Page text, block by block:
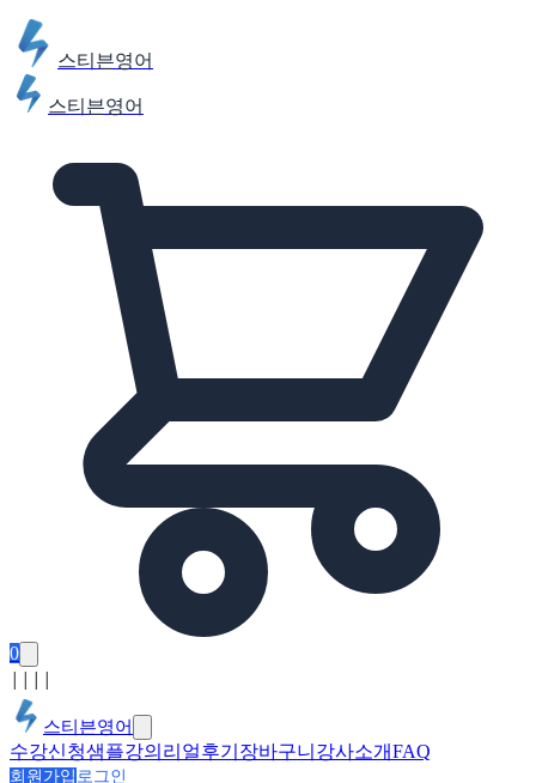
스티븐영어
스티븐영어
0
스티븐영어
수강신청샘플강의 리얼후기 장바구니 강사소개FAQ
회원가입 로그인